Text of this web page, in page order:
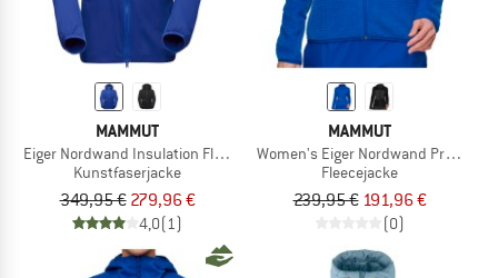
MAMMUT
Eiger Nordwand Insulation Flex Air Hooded Jacket
Kunstfaserjacke
349,95 € 279,96 €
4,0(1)
MAMMUT
Women's Eiger Nordwand Pro
Fleecejacke
239,95 € 191,96 €
(0)